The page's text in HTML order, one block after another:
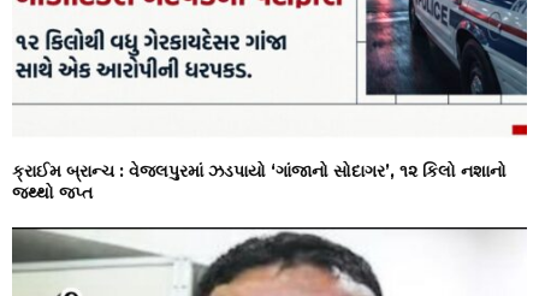
ક્રાઈમ બ્રાન્ચ : વેજલપુરમાં ઝડપાયો ‘ગાંજાનો સોદાગર’, ૧૨ કિલો નશાનો
જથ્થો જપ્ત